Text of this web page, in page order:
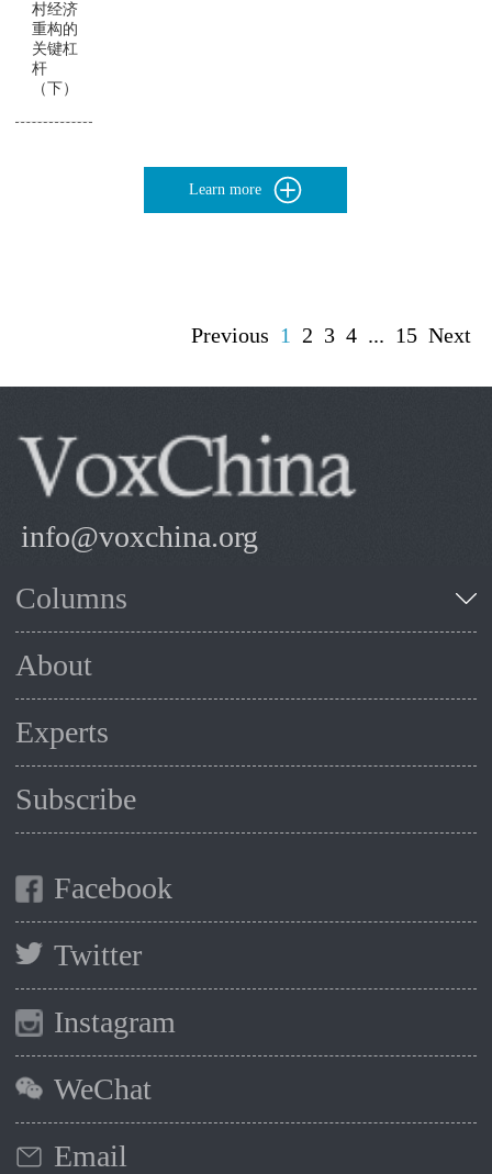
村经济
重构的
关键杠
杆
（下）
Learn more
Previous 1 2 3 4 ... 15 Next
info@voxchina.org
Columns
About
Experts
Subscribe
Facebook
Twitter
Instagram
WeChat
Email